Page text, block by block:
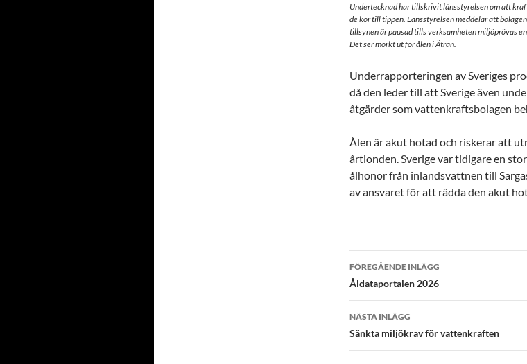
Undertecknad har tillskrivit länsstyrelsen om att
de kör till tippen. Länsstyrelsen meddelar att
tillsynen är pausad tills verksamheten miljöprövas
Det ser mörkt ut för ålen i Ätran.
Underrapporteringen av Sveriges
då den leder till att Sverige även
åtgärder som vattenkraftsbolagen
Ålen är akut hotad och riskerar att
årtionden. Sverige var tidigare en
ålhonor från inlandsvattnen till
av ansvaret för att rädda den akut
Inläggsnavigering
FÖREGÅENDE INLÄGG
Åldataportalen 2026
NÄSTA INLÄGG
Sänkta miljökrav för vattenkraften